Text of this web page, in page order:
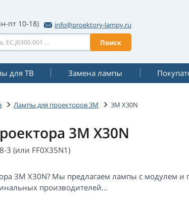
пт 10-18)
info@proektory-lampy.ru
Поиск
для ТВ Замена лампы
Лампы для проекторов 3M 3M X30N
3M X30N
3 (или FF0X35N1)
3M X30N? Мы предлагаем лампы с модулем и
производителей...